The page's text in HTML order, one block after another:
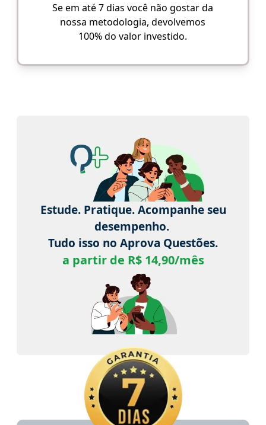
Se em até 7 dias você não gostar da
nossa metodologia, devolvemos
100% do valor investido.
Estude. Pratique. Acompanhe seu
desempenho.
Tudo isso no Aprova Questões.
a partir de R$ 14,90/mês